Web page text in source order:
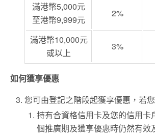
滿港幣5,000元
至港幣9,999元
2%
滿港幣10,000元
或以上
3%
如何獲享優惠
您可由登記之階段起獲享優惠，若您
持有合資格信用卡及您的信用卡
個推廣期及獲享優惠時仍然有效